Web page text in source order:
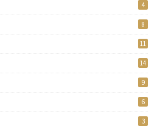
4
8
11
14
9
6
3